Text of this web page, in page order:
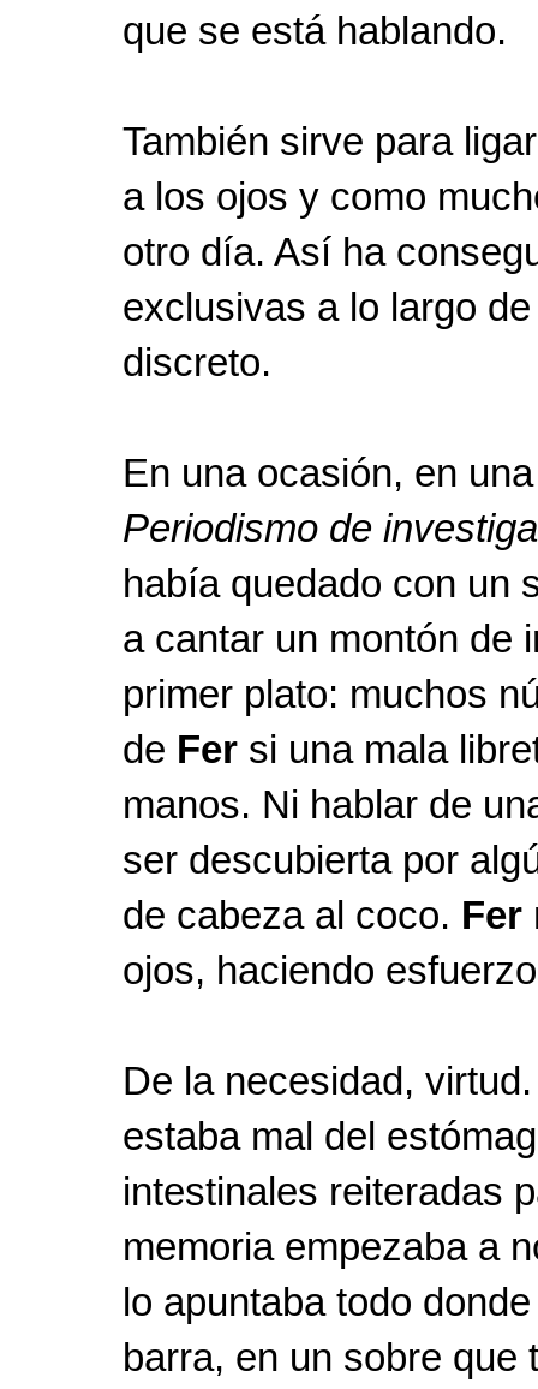
que se está hablando.
También sirve para
a los ojos y como
otro día. Así ha
exclusivas a lo largo
discreto.
En una ocasión, en
Periodismo de
había quedado con un
a cantar un montón de
primer plato: muchos
de Fer si una mala
manos. Ni hablar de
ser descubierta por
de cabeza al coco. Fer
ojos, haciendo
De la necesidad,
estaba mal del
intestinales reiteradas
memoria empezaba a
lo apuntaba todo
barra, en un sobre que